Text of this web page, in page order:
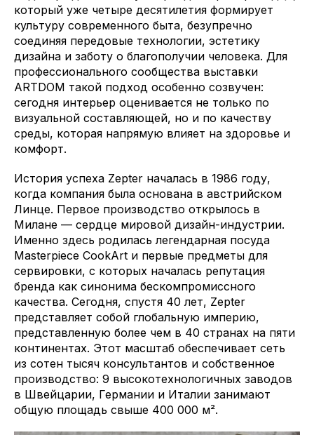
который уже четыре десятилетия формирует
культуру современного быта, безупречно
соединяя передовые технологии, эстетику
дизайна и заботу о благополучии человека. Для
профессионального сообщества выставки
ARTDOM такой подход особенно созвучен:
сегодня интерьер оценивается не только по
визуальной составляющей, но и по качеству
среды, которая напрямую влияет на здоровье и
комфорт.
История успеха Zepter началась в 1986 году,
когда компания была основана в австрийском
Линце. Первое производство открылось в
Милане — сердце мировой дизайн-индустрии.
Именно здесь родилась легендарная посуда
Masterpiece CookArt и первые предметы для
сервировки, с которых началась репутация
бренда как синонима бескомпромиссного
качества. Сегодня, спустя 40 лет, Zepter
представляет собой глобальную империю,
представленную более чем в 40 странах на пяти
континентах. Этот масштаб обеспечивает сеть
из сотен тысяч консультантов и собственное
производство: 9 высокотехнологичных заводов
в Швейцарии, Германии и Италии занимают
общую площадь свыше 400 000 м².